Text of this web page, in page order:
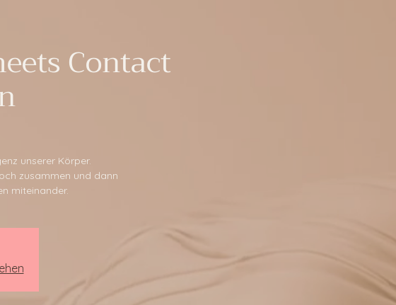
Contact
unserer Körper.
zusammen und dann
miteinander.